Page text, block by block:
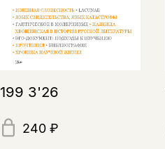
199 3'26
240 ₽